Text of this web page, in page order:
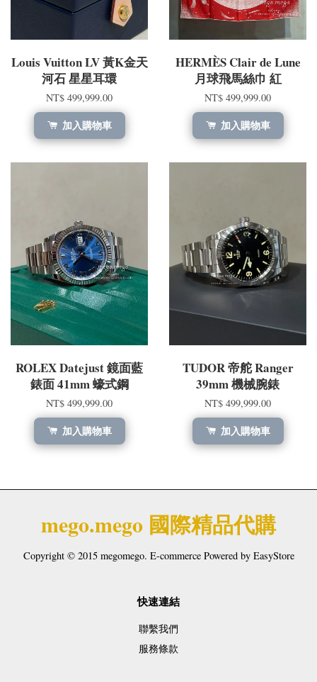
Louis Vuitton LV 黃K金天
河石 星星耳環
NT$ 499,999.00
加入購物車
HERMÈS Clair de Lune
月球飛馬絲巾 紅
NT$ 499,999.00
加入購物車
ROLEX Datejust 鏡面藍
錶面 41mm 蠔式鋼
NT$ 499,999.00
加入購物車
TUDOR 帝舵 Ranger
39mm 機械腕錶
NT$ 499,999.00
加入購物車
mego.mego 國際精品代購
Copyright © 2015 megomego. E-commerce Powered by EasyStore
快速連結
聯繫我們
服務條款